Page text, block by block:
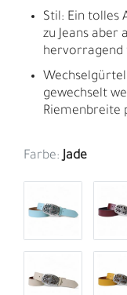
Stil: Ein tolles
zu Jeans aber
hervorragend
gewechselt
Riemenbreite
Farbe: Jade